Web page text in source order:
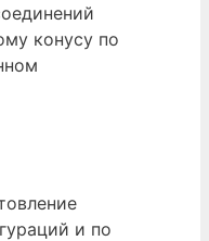
конусу по
и по